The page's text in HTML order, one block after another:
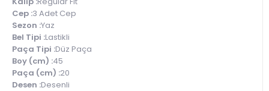
Cep :3 Adet Cep
Sezon :Yaz
Bel Tipi :Lastikli
Paça Tipi :Düz Paça
Boy (cm) :45
Paça (cm) :20
Desen :Desenli